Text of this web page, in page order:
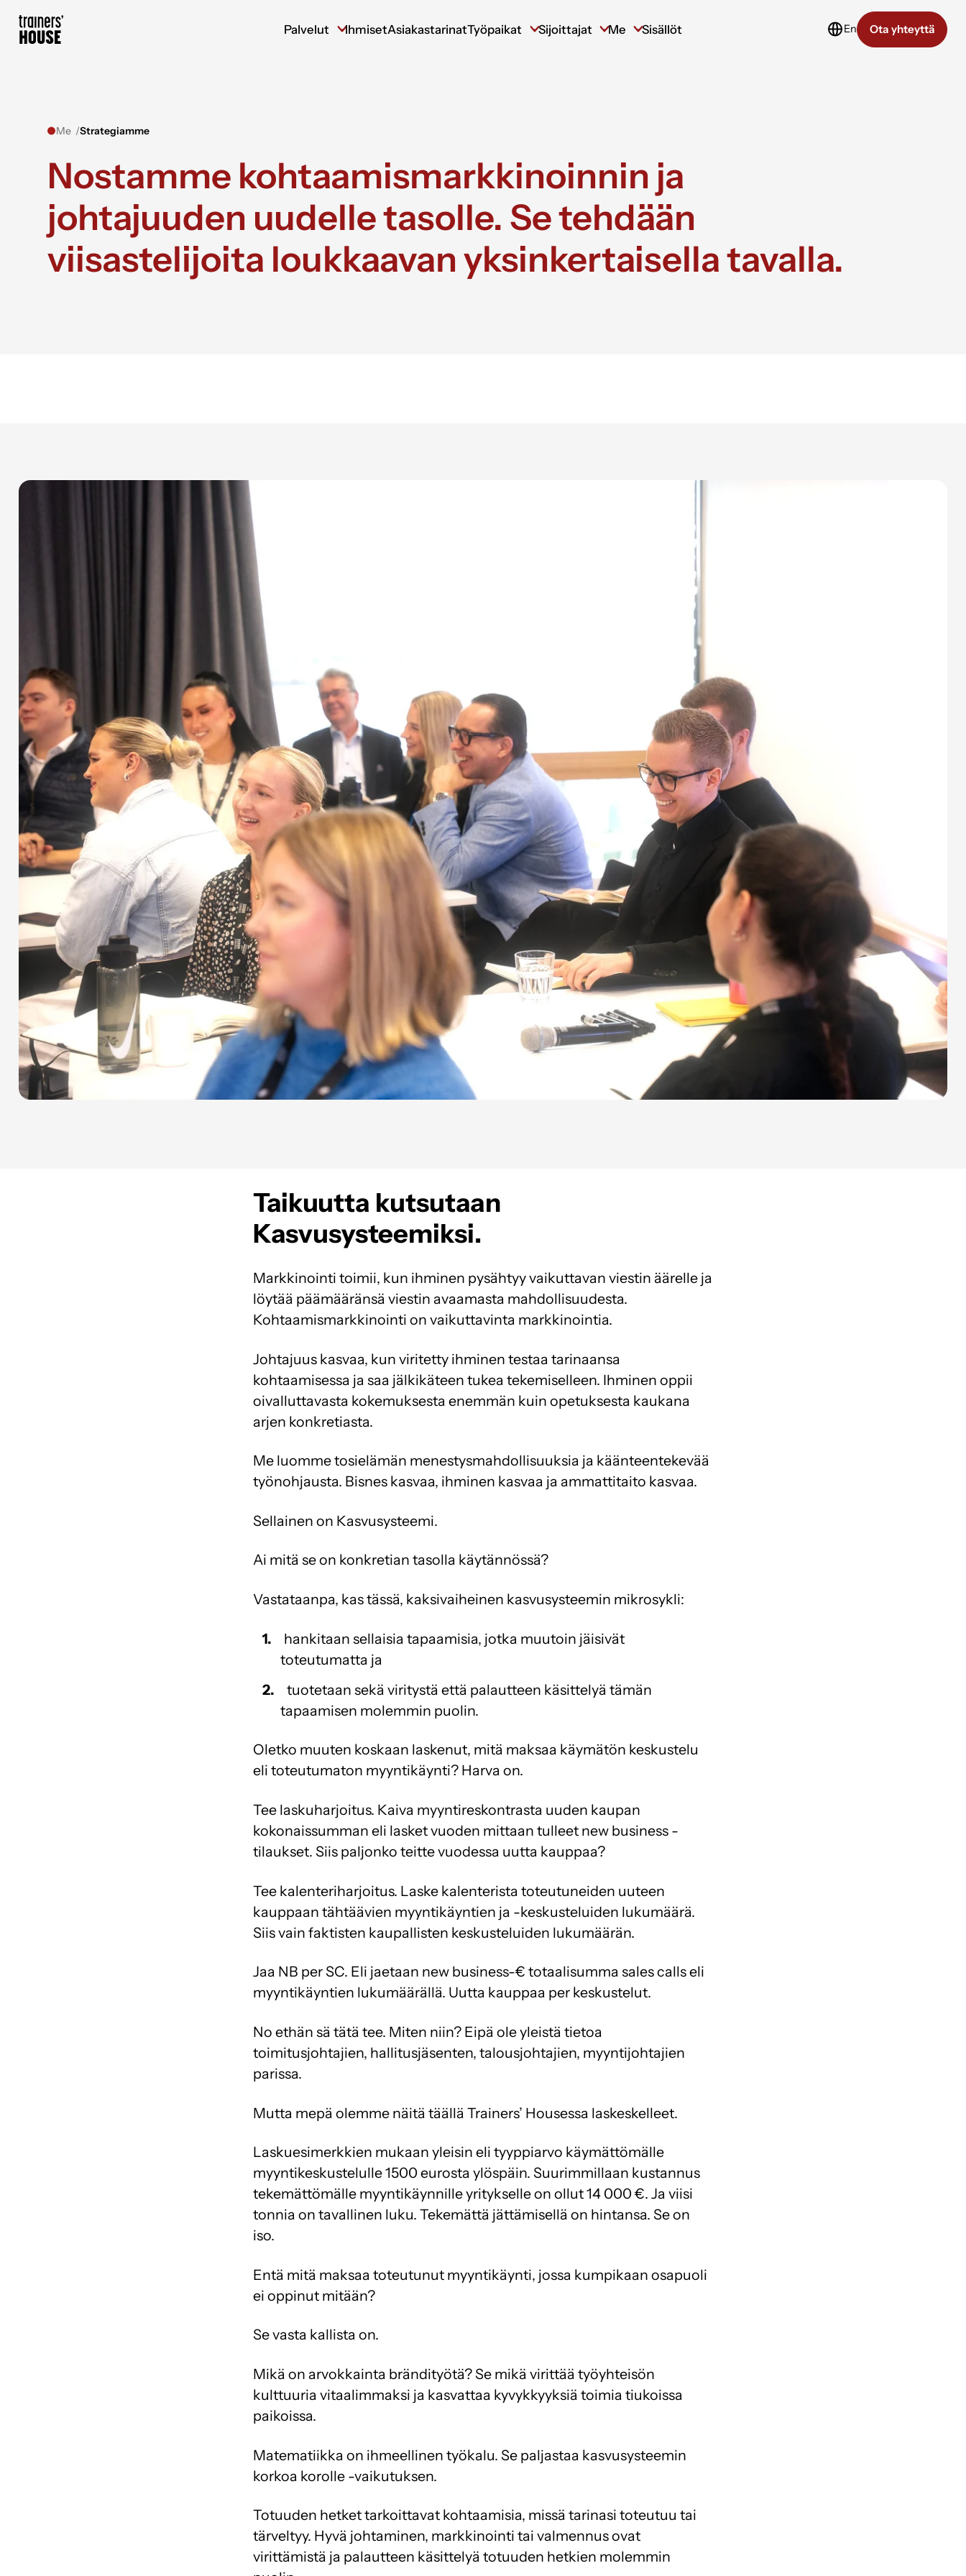
Trainers' House
Palvelut IhmisetAsiakastarinatTyöpaikat Sijoittajat Me Sisällöt En Ota yhteyttä
Me Strategiamme
Nostamme kohtaamismarkkinoinnin ja
johtajuuden uudelle tasolle. Se tehdään
viisastelijoita loukkaavan yksinkertaisella tavalla.
Taikuutta kutsutaan
Kasvusysteemiksi.
Markkinointi toimii, kun ihminen pysähtyy vaikuttavan viestin äärelle ja
löytää päämääränsä viestin avaamasta mahdollisuudesta.
Kohtaamismarkkinointi on vaikuttavinta markkinointia.
Johtajuus kasvaa, kun viritetty ihminen testaa tarinaansa
kohtaamisessa ja saa jälkikäteen tukea tekemiselleen. Ihminen oppii
oivalluttavasta kokemuksesta enemmän kuin opetuksesta kaukana
arjen konkretiasta.
Me luomme tosielämän menestysmahdollisuuksia ja käänteentekevää
työnohjausta. Bisnes kasvaa, ihminen kasvaa ja ammattitaito kasvaa.
Sellainen on Kasvusysteemi.
Ai mitä se on konkretian tasolla käytännössä?
Vastataanpa, kas tässä, kaksivaiheinen kasvusysteemin mikrosykli:
hankitaan sellaisia tapaamisia, jotka muutoin jäisivät
toteutumatta ja
tuotetaan sekä viritystä että palautteen käsittelyä tämän
tapaamisen molemmin puolin.
Oletko muuten koskaan laskenut, mitä maksaa käymätön keskustelu
eli toteutumaton myyntikäynti? Harva on.
Tee laskuharjoitus. Kaiva myyntireskontrasta uuden kaupan
kokonaissumman eli lasket vuoden mittaan tulleet new business -
tilaukset. Siis paljonko teitte vuodessa uutta kauppaa?
Tee kalenteriharjoitus. Laske kalenterista toteutuneiden uuteen
kauppaan tähtäävien myyntikäyntien ja -keskusteluiden lukumäärä.
Siis vain faktisten kaupallisten keskusteluiden lukumäärän.
Jaa NB per SC. Eli jaetaan new business-€ totaalisumma sales calls eli
myyntikäyntien lukumäärällä. Uutta kauppaa per keskustelut.
No ethän sä tätä tee. Miten niin? Eipä ole yleistä tietoa
toimitusjohtajien, hallitusjäsenten, talousjohtajien, myyntijohtajien
parissa.
Mutta mepä olemme näitä täällä Trainers’ Housessa laskeskelleet.
Laskuesimerkkien mukaan yleisin eli tyyppiarvo käymättömälle
myyntikeskustelulle 1500 eurosta ylöspäin. Suurimmillaan kustannus
tekemättömälle myyntikäynnille yritykselle on ollut 14 000 €. Ja viisi
tonnia on tavallinen luku. Tekemättä jättämisellä on hintansa. Se on
iso.
Entä mitä maksaa toteutunut myyntikäynti, jossa kumpikaan osapuoli
ei oppinut mitään?
Se vasta kallista on.
Mikä on arvokkainta brändityötä? Se mikä virittää työyhteisön
kulttuuria vitaalimmaksi ja kasvattaa kyvykkyyksiä toimia tiukoissa
paikoissa.
Matematiikka on ihmeellinen työkalu. Se paljastaa kasvusysteemin
korkoa korolle -vaikutuksen.
Totuuden hetket tarkoittavat kohtaamisia, missä tarinasi toteutuu tai
tärveltyy. Hyvä johtaminen, markkinointi tai valmennus ovat
virittämistä ja palautteen käsittelyä totuuden hetkien molemmin